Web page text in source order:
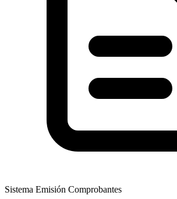
Sistema Emisión Comprobantes